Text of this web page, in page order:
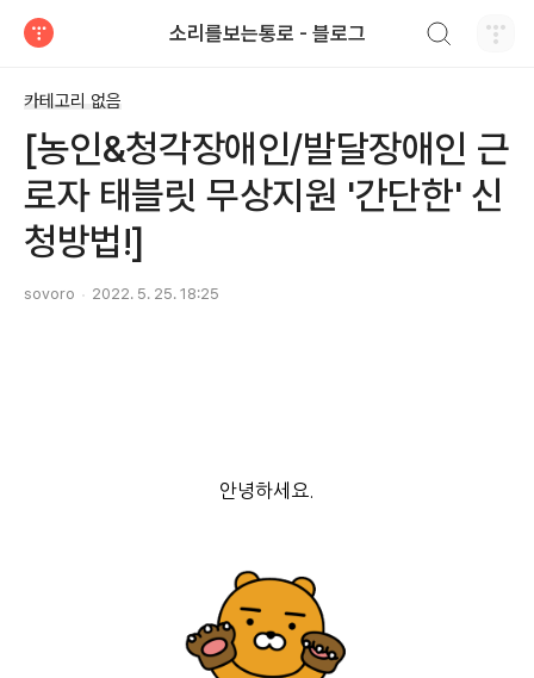
소리를보는통로 - 블로그
카테고리 없음
[농인&청각장애인/발달장애인 근
로자 태블릿 무상지원 '간단한' 신
청방법!]
sovoro 2022. 5. 25. 18:25
안녕하세요.